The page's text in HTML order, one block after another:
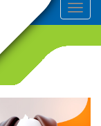
T
o
v
g